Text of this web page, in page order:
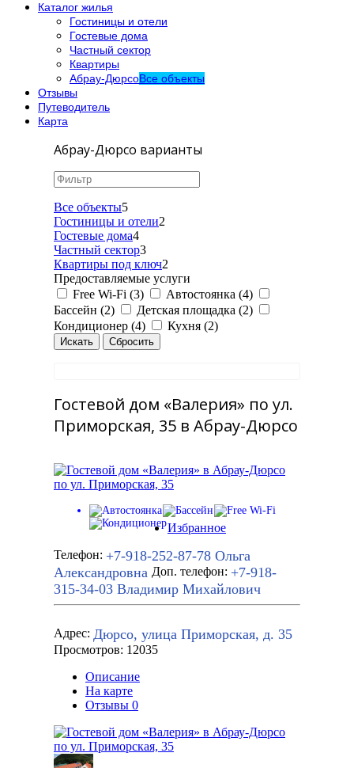
Каталог жилья
Гостиницы и отели
Гостевые дома
Частный сектор
Квартиры
Абрау-ДюрсоВсе объекты
Отзывы
Путеводитель
Карта
Абрау-Дюрсо варианты
Все объекты5
Гостиницы и отели2
Гостевые дома4
Частный сектор3
Квартиры под ключ2
Предоставляемые услуги
Free Wi-Fi (3)
Автостоянка (4)
Бассейн (2)
Детская площадка (2)
Кондиционер (4)
Кухня (2)
Гостевой дом «Валерия» по ул.
Приморская, 35 в Абрау-Дюрсо
Избранное
Телефон: +7-918-252-87-78 Ольга
Александровна Доп. телефон: +7-918-
315-34-03 Владимир Михайлович
Адрес: Дюрсо, улица Приморская, д. 35
Просмотров: 12035
Описание
На карте
Отзывы 0